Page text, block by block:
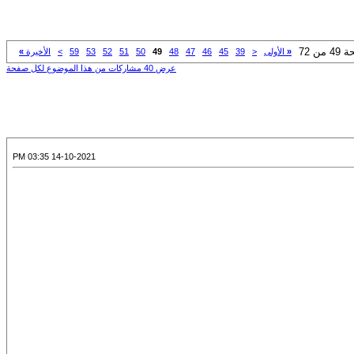
72
« الأولى <
39
45
46
47
48
49
50
51
52
53
59
> الأخيرة »
عرض 40 مشاركات من هذا الموضوع لكل صفحة
14-10-2021 03:35 PM